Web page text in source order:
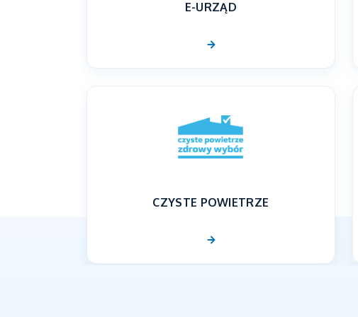
E-URZĄD
CZYSTE POWIETRZE